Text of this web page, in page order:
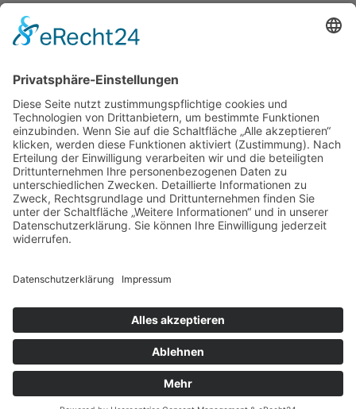
Filmausschnitte Grundschule
Jedes Kind wertschätzen!
Artikel
Artikel 2018
Artikel 2017
Artikel 2016
Artikel 2015
Artikel 2014
Artikel 2013
Artikel 2012
Artikel bis 2011
Artikel zum Download - Religion
Artikel zum Download
Autorenrunden
Individuelle Lernwege Teil II A
Individuelle Lernwege Teil II B
Weitere Bücher Deutsch
Forschung
Kontakt